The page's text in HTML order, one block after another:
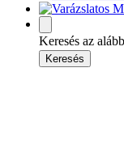
Keresés az